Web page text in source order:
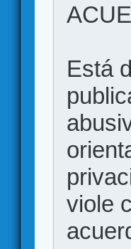
Está
viole